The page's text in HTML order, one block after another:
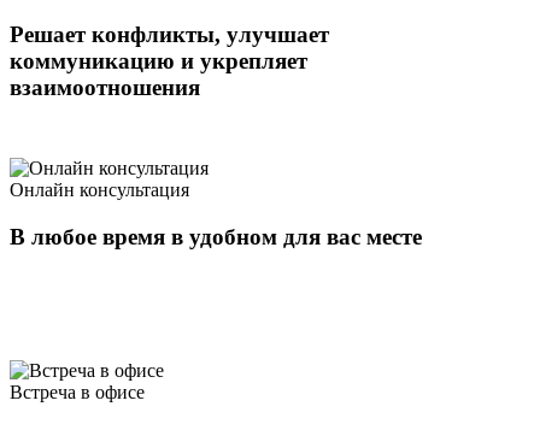
Решает конфликты, улучшает
коммуникацию и укрепляет
взаимоотношения
Онлайн консультация
В любое время в удобном для вас месте
Встреча в офисе